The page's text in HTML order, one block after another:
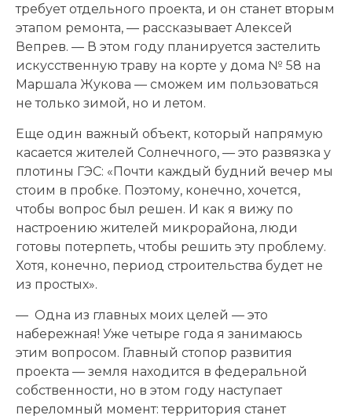
требует отдельного проекта, и он станет вторым
этапом ремонта, — рассказывает Алексей
Вепрев. — В этом году планируется застелить
искусственную траву на корте у дома № 58 на
Маршала Жукова — сможем им пользоваться
не только зимой, но и летом.
Еще один важный объект, который напрямую
касается жителей Солнечного, — это развязка у
плотины ГЭС: «Почти каждый будний вечер мы
стоим в пробке. Поэтому, конечно, хочется,
чтобы вопрос был решен. И как я вижу по
настроению жителей микрорайона, люди
готовы потерпеть, чтобы решить эту проблему.
Хотя, конечно, период строительства будет не
из простых».
— Одна из главных моих целей — это
набережная! Уже четыре года я занимаюсь
этим вопросом. Главный стопор развития
проекта — земля находится в федеральной
собственности, но в этом году наступает
переломный момент: территория станет